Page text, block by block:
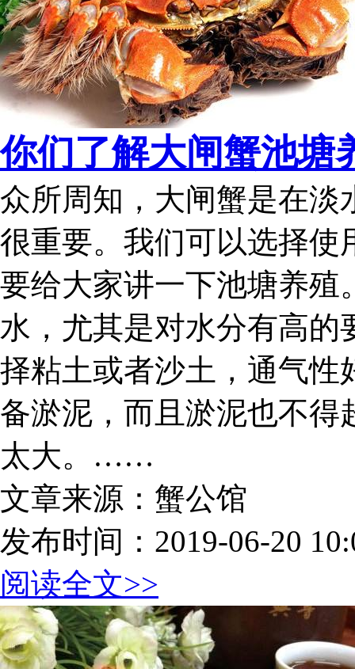
你们了解大闸蟹池塘
众所周知，大闸蟹是在淡
很重要。我们可以选择使
要给大家讲一下池塘养殖
水，尤其是对水分有高的
择粘土或者沙土，通气性
备淤泥，而且淤泥也不得
太大。……
文章来源：蟹公馆
发布时间：2019-06-20
阅读全文>>